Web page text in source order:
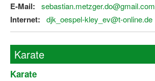
E-Mail: sebastian.metzger.do@gmail.com
Internet: djk_oespel-kley_ev@t-online.de
Karate
Karate